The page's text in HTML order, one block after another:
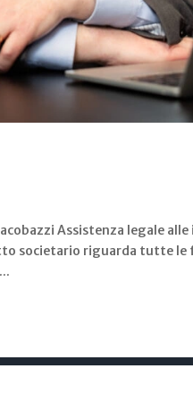
Assistenza legale
societario riguarda tutte le